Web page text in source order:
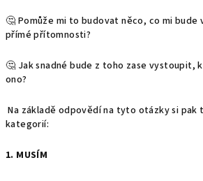
🤔 Pomůže mi to budovat něco, co mi bude
přímé přítomnosti?
🤔 Jak snadné bude z toho zase vystoupit,
ono?
Na základě odpovědí na tyto otázky si
kategorií:
1. MUSÍM